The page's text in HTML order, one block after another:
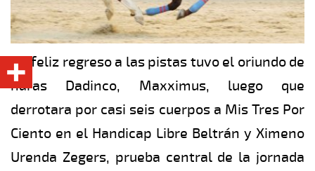
Un feliz regreso a las pistas tuvo el oriundo de
haras Dadinco, Maxximus, luego que
derrotara por casi seis cuerpos a Mis Tres Por
Ciento en el Handicap Libre Beltrán y Ximeno
Urenda Zegers, prueba central de la jornada